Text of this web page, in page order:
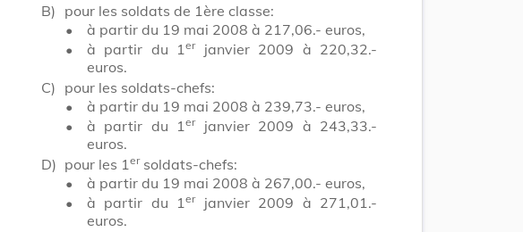
B) pour les soldats de 1ère classe:
•
à partir du 19 mai 2008 à 217,06.- euros,
•
à partir du 1erjanvier 2009 à 220,32.-
euros.
C) pour les soldats-chefs:
•
à partir du 19 mai 2008 à 239,73.- euros,
•
à partir du 1erjanvier 2009 à 243,33.-
euros.
D) pour les 1 ersoldats-chefs:
•
à partir du 19 mai 2008 à 267,00.- euros,
•
à partir du 1erjanvier 2009 à 271,01.-
euros.